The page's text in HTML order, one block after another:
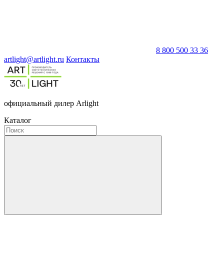
8 800 500 33 36
artlight@artlight.ru Контакты
официальный дилер Arlight
Каталог